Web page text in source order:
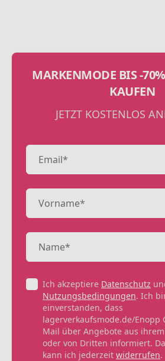
MARKENMODE BIS -
KAUFEN
JETZT KOSTENLOS
Ich akzeptiere Datenschutz
Nutzungsbedingungen. Ich
einverstanden, dass
lagerverkaufsmode.de/Enopp
Mail über Angebote aus
oder von Dritten informiert.
kann ich jederzeit widerrufen.